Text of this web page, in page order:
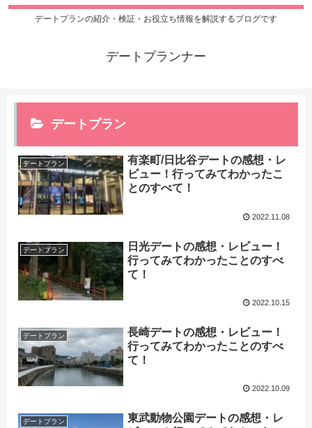
デートプランの紹介・検証・お役立ち情報を解説するブログです
デートプランナー
デートプラン
デートプラン
有楽町/日比谷デートの感想・レ
ビュー！行ってみてわかったこ
とのすべて！
2022.11.08
デートプラン
日光デートの感想・レビュー！
行ってみてわかったことのすべ
て！
2022.10.15
デートプラン
長崎デートの感想・レビュー！
行ってみてわかったことのすべ
て！
2022.10.09
デートプラン
東武動物公園デートの感想・レ